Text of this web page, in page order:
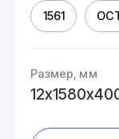
1561
Размер, мм